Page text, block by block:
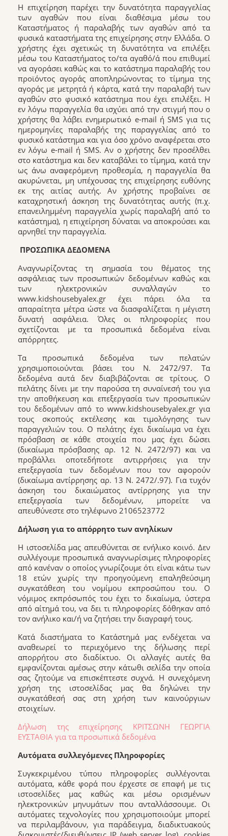
Η επιχείρηση παρέχει την δυνατότητα παραγγελίας
των αγαθών που είναι διαθέσιμα μέσω του
Καταστήματος ή παραλαβής των αγαθών από τα
φυσικά καταστήματα της επιχείρησης στην Ελλάδα. Ο
χρήστης έχει σχετικώς τη δυνατότητα να επιλέξει
μέσω του Καταστήματος το/τα αγαθό/ά που επιθυμεί
να αγοράσει καθώς και το κατάστημα παραλαβής του
προϊόντος αγοράς αποπληρώνοντας το τίμημα της
αγοράς με μετρητά ή κάρτα, κατά την παραλαβή των
αγαθών στο φυσικό κατάστημα που έχει επιλέξει. Η
εν λόγω παραγγελία θα ισχύει από την στιγμή που ο
χρήστης θα λάβει ενημερωτικό e-mail ή SMS για τις
ημερομηνίες παραλαβής της παραγγελίας από το
φυσικό κατάστημα και για όσο χρόνο αναφέρεται στο
εν λόγω e-mail ή SMS. Αν ο χρήστης δεν προσέλθει
στο κατάστημα και δεν καταβάλει το τίμημα, κατά την
ως άνω αναφερόμενη προθεσμία, η παραγγελία θα
ακυρώνεται, μη υπέχουσας της επιχείρησης ευθύνης
εκ της αιτίας αυτής. Αν χρήστης προβαίνει σε
καταχρηστική άσκηση της δυνατότητας αυτής (π.χ.
επανειλημμένη παραγγελία χωρίς παραλαβή από το
κατάστημα), η επιχείρηση δύναται να αποκρούσει και
αρνηθεί την παραγγελία.
ΠΡOΣΩΠΙΚΑ ΔΕΔOΜΕΝΑ
Αναγνωρίζοντας τη σημασία του θέματος της
ασφάλειας των προσωπικών δεδομένων καθώς και
των ηλεκτρονικών συναλλαγών το
www.kidshousebyalex.gr έχει πάρει όλα τα
απαραίτητα μέτρα ώστε να διασφαλίζεται η μέγιστη
δυνατή ασφάλεια. Όλες οι πληροφορίες που
σχετίζονται με τα προσωπικά δεδομένα είναι
απόρρητες.
Tα προσωπικά δεδομένα των πελατών
χρησιμοποιούνται βάσει του N. 2472/97. Τα
δεδομένα αυτά δεν διαβιβάζονται σε τρίτους. O
πελάτης δίνει με την παρούσα τη συναίνεσή του για
την αποθήκευση και επεξεργασία των προσωπικών
του δεδομένων από το www.kidshousebyalex.gr για
τους σκοπούς εκτέλεσης και τιμολόγησης των
παραγγελιών του. O πελάτης έχει δικαίωμα να έχει
πρόσβαση σε κάθε στοιχεία που μας έχει δώσει
(δικαίωμα πρόσβασης αρ. 12 Ν. 2472/97) και να
προβάλλει οποτεδήποτε αντιρρήσεις για την
επεξεργασία των δεδομένων που τον αφορούν
(δικαίωμα αντίρρησης αρ. 13 Ν. 2472/.97). Για τυχόν
άσκηση του δικαιώματος αντίρρησης για την
επεξεργασία των δεδομένων, μπορείτε να
απευθύνεστε στο τηλέφωνο 2106523772
Δήλωση για το απόρρητο των ανηλίκων
Η ιστοσελίδα μας απευθύνεται σε ενήλικο κοινό. Δεν
συλλέγουμε προσωπικά αναγνωρίσιμες πληροφορίες
από κανέναν ο οποίος γνωρίζουμε ότι είναι κάτω των
18 ετών χωρίς την προηγούμενη επαληθεύσιμη
συγκατάθεση του νομίμου εκπροσώπου του. Ο
νόμιμος εκπρόσωπός του έχει το δικαίωμα, ύστερα
από αίτημά του, να δει τι πληροφορίες δόθηκαν από
τον ανήλικο και/ή να ζητήσει την διαγραφή τους.
Κατά διαστήματα το Κατάστημά μας ενδέχεται να
αναθεωρεί το περιεχόμενο της δήλωσης περί
απορρήτου στο διαδίκτυο. Οι αλλαγές αυτές θα
εμφανίζονται αμέσως στην κάτωθι σελίδα την οποία
σας ζητούμε να επισκέπτεστε συχνά. Η συνεχόμενη
χρήση της ιστοσελίδας μας θα δηλώνει την
συγκατάθεσή σας στη χρήση των καινούργιων
στοιχείων.
Δήλωση της επιχείρησης ΚΡΙΤΣΩΝΗ ΓΕΩΡΓΙΑ
ΕΥΣΤΑΘΙΑ για τα προσωπικά δεδομένα
Αυτόματα συλλεγόμενες Πληροφορίες
Συγκεκριμένου τύπου πληροφορίες συλλέγονται
αυτόματα, κάθε φορά που έρχεστε σε επαφή με τις
ιστοσελίδες μας καθώς και μέσω ορισμένων
ηλεκτρονικών μηνυμάτων που ανταλλάσσουμε. Οι
αυτόματες τεχνολογίες που χρησιμοποιούμε μπορεί
να περιλαμβάνουν, για παράδειγμα, διαδικτυακούς